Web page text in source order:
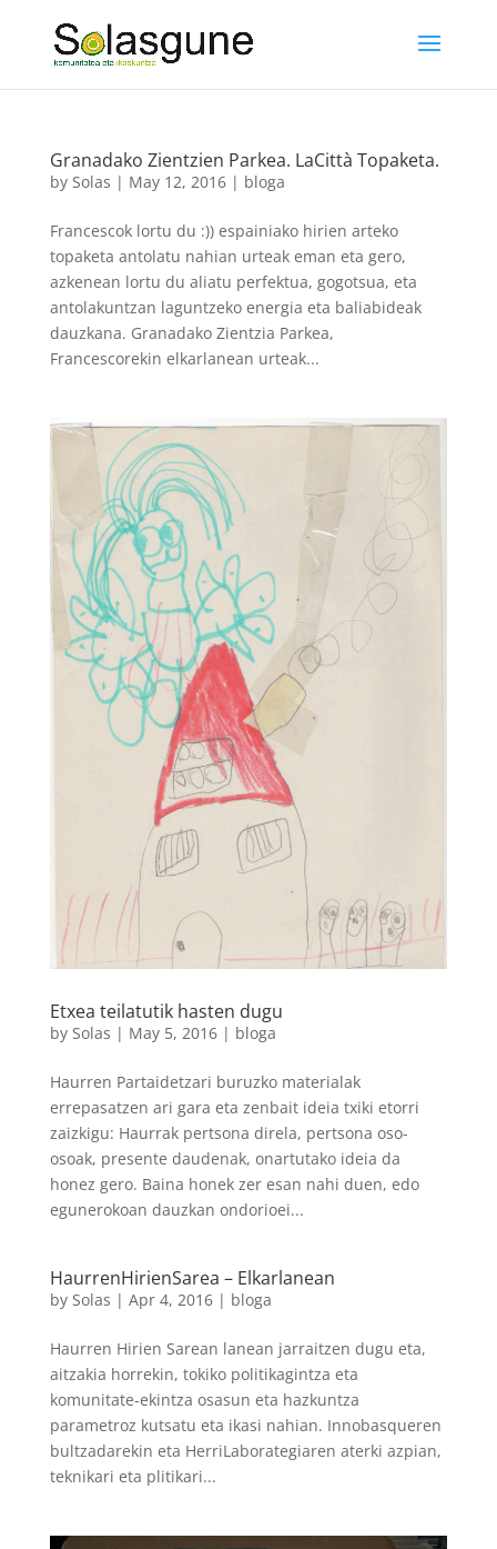
Granadako Zientzien Parkea. LaCittà Topaketa.
by Solas | May 12, 2016| bloga
Francescok lortu du :)) espainiako hirien arteko
topaketa antolatu nahian urteak eman eta gero,
azkenean lortu du aliatu perfektua, gogotsua, eta
antolakuntzan laguntzeko energia eta baliabideak
dauzkana. Granadako Zientzia Parkea,
Francescorekin elkarlanean urteak...
Etxea teilatutik hasten dugu
by Solas | May 5, 2016| bloga
Haurren Partaidetzari buruzko materialak
errepasatzen ari gara eta zenbait ideia txiki etorri
zaizkigu: Haurrak pertsona direla, pertsona oso-
osoak, presente daudenak, onartutako ideia da
honez gero. Baina honek zer esan nahi duen, edo
egunerokoan dauzkan ondorioei...
HaurrenHirienSarea – Elkarlanean
by Solas | Apr 4, 2016| bloga
Haurren Hirien Sarean lanean jarraitzen dugu eta,
aitzakia horrekin, tokiko politikagintza eta
komunitate-ekintza osasun eta hazkuntza
parametroz kutsatu eta ikasi nahian. Innobasqueren
bultzadarekin eta HerriLaborategiaren aterki azpian,
teknikari eta plitikari...